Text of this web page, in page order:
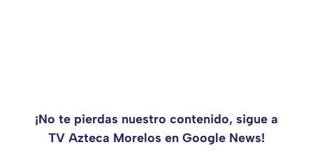
¡No te pierdas nuestro contenido, sigue a
TV Azteca Morelos en Google News!